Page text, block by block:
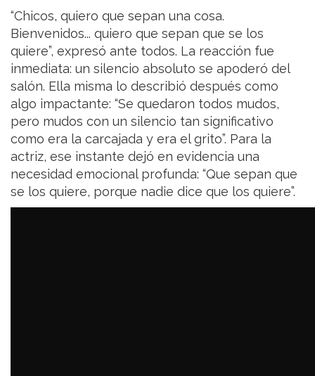
“Chicos, quiero que sepan una cosa.
Bienvenidos... quiero que sepan que se los
quiere”, expresó ante todos. La reacción fue
inmediata: un silencio absoluto se apoderó del
salón. Ella misma lo describió después como
algo impactante: “Se quedaron todos mudos,
pero mudos con un silencio tan significativo
como era la carcajada y era el grito”. Para la
actriz, ese instante dejó en evidencia una
necesidad emocional profunda: “Que sepan que
se los quiere, porque nadie dice que los quiere”.